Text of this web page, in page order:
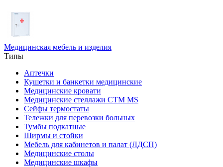
Медицинская мебель и изделия
Типы
Аптечки
Кушетки и банкетки медицинские
Медицинские кровати
Медицинские стеллажи CTM MS
Сейфы термостаты
Тележки для перевозки больных
Тумбы подкатные
Ширмы и стойки
Мебель для кабинетов и палат (ЛДСП)
Медицинские столы
Медицинские шкафы